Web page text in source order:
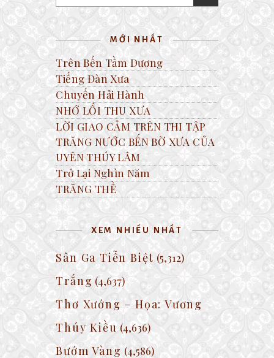
MỚI NHẤT
Trên Bến Tầm Dương
Tiếng Đàn Xưa
Chuyến Hải Hành
NHỚ LỐI THU XƯA
LỜI GIAO CẢM TRÊN THI TẬP
TRĂNG NƯỚC BẾN BỜ XƯA CỦA
UYÊN THÚY LÂM
Trở Lại Nghìn Năm
TRĂNG THỀ
XEM NHIỀU NHẤT
Sân Ga Tiễn Biệt (5,312)
Trắng (4,637)
Thơ Xướng – Họa: Vương
Thúy Kiều (4,636)
Bướm Vàng (4,586)